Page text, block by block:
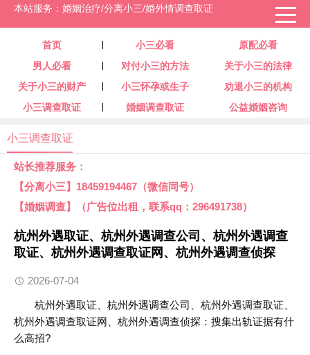
首页 小三必看
原配必看
男人必看
对付小三的方法
关于小三的法律
关于小三的财产
小三怀孕或生子
劝退小三的机构
小三调查取证
婚姻调查取证 公益婚姻咨询
本站服务：婚姻治疗/分离小三/婚外情调查取证
小三调查取证
站长推荐服务：
【分离小三】18459194467（微信同号）
【婚姻调查】（广告位出租，联系qq：296491738）
杭州外遇取证、杭州外遇调查公司、杭州外遇调查
取证、杭州外遇调查取证网、杭州外遇调查侦探
2026-07-04
杭州外遇取证、杭州外遇调查公司、杭州外遇调查取证、
杭州外遇调查取证网、杭州外遇调查侦探：搜集出轨证据有什
么高招?